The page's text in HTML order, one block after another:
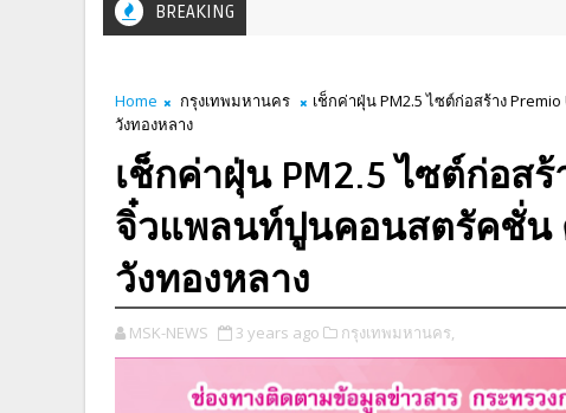
BREAKING
Home กรุงเทพมหานคร
เช็กค่าฝุ่น PM2.5 ไซต์ก่อสร้าง
วังทองหลาง
เช็กค่าฝุ่น PM2.5 ไซต์ก่อส
จิ๋วแพลนท์ปูนคอนสตรัคชั่น
วังทองหลาง
MSK-NEWS 3 years ago กรุงเทพมหานคร,